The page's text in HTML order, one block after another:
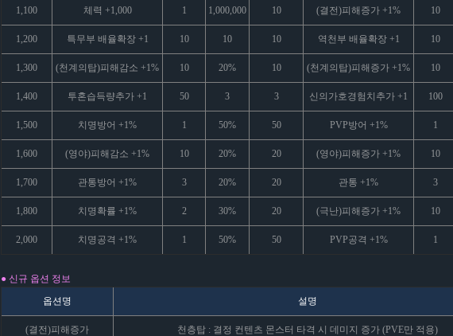
1,100 체력 +1,000 1 1,000,000 10 (결전)피해증가 +1% 10
1,200 특무부 배율확장 +1 10 10 10 역천부 배율확장 +1 10
1,300 (천계의탑)피해감소 +1% 10 20% 10 (천계의탑)피해증가 +1% 10
1,400 투혼습득량추가 +1 50 3 3 신의가호경험치추가 +1 100
1,500 치명방어 +1% 1 50% 50 PVP방어 +1% 1
1,600 (영야)피해감소 +1% 10 20% 20 (영야)피해증가 +1% 10
1,700 관통방어 +1% 3 20% 20 관통 +1% 3
1,800 치명확률 +1% 2 30% 20 (극난)피해증가 +1% 10
2,000 치명공격 +1% 1 50% 50 PVP공격 +1% 1
● 신규 옵션 정보
옵션명
설명
(결전)피해증가 천층탑 : 결정 컨텐츠 몬스터 타격 시 데미지 증가 (PVE만 적용)